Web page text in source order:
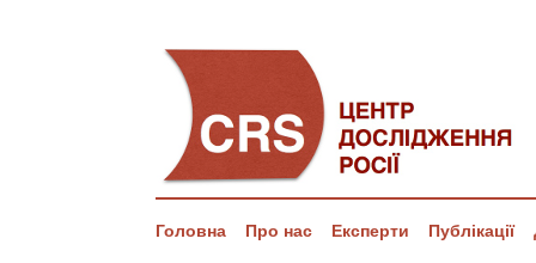
Головна Про нас Експерти Публікації